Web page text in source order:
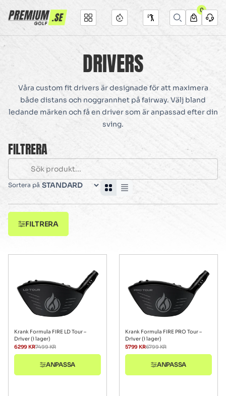
0
DRIVERS
Våra custom fit drivers är designade för att maximera
både distans och noggrannhet på fairway. Välj bland
ledande märken och få en driver som är anpassad efter din
sving.
FILTRERA
Sortera på
FILTRERA
Krank Formula FIRE LD Tour –
Driver (i lager)
7499KR
6299KR
ANPASSA
Krank Formula FIRE PRO Tour –
Driver (i lager)
6799KR
5799KR
ANPASSA